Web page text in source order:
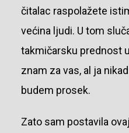
čitalac raspolažete
većina ljudi. U tom
takmičarsku prednost
znam za vas, al ja
budem prosek.
Zato sam postavila